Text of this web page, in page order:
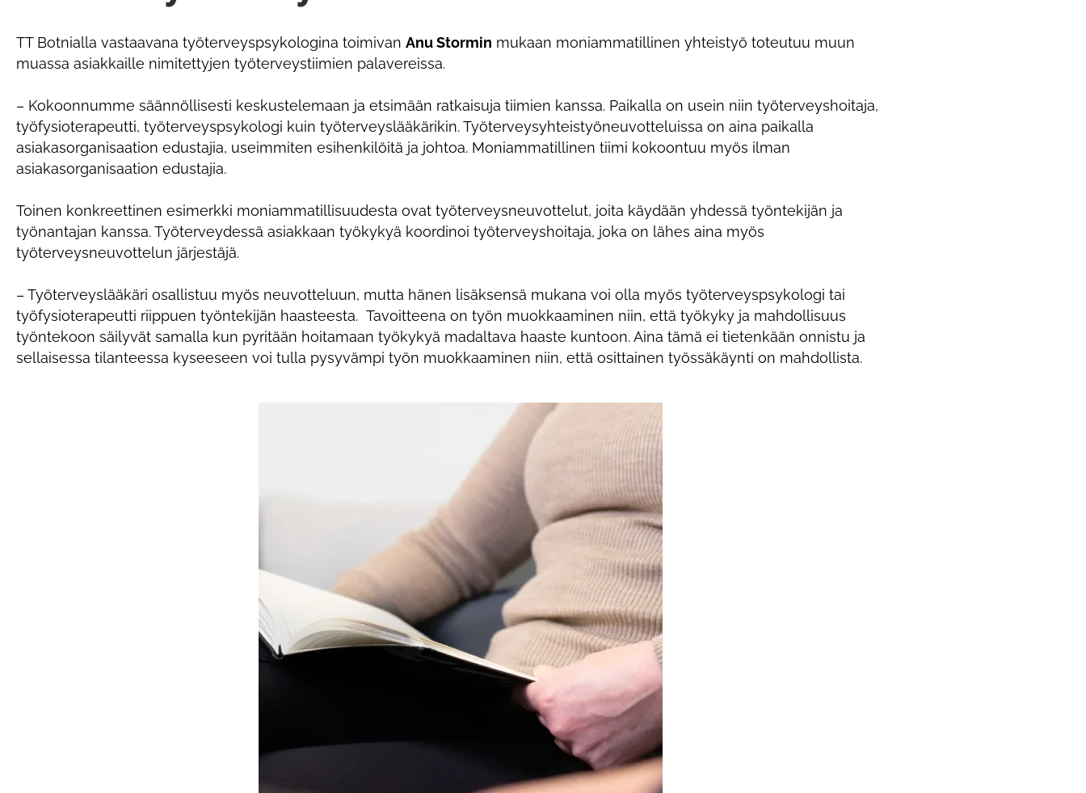
TT Botnialla vastaavana työterveyspsykologina toimivan Anu Stormin mukaan moniammatillinen yhteistyö toteutuu muun
muassa asiakkaille nimitettyjen työterveystiimien palavereissa.
– Kokoonnumme säännöllisesti keskustelemaan ja etsimään ratkaisuja tiimien kanssa. Paikalla on usein niin työterveyshoitaja,
työfysioterapeutti, työterveyspsykologi kuin työterveyslääkärikin. Työterveysyhteistyöneuvotteluissa on aina paikalla
asiakasorganisaation edustajia, useimmiten esihenkilöitä ja johtoa. Moniammatillinen tiimi kokoontuu myös ilman
asiakasorganisaation edustajia.
Toinen konkreettinen esimerkki moniammatillisuudesta ovat työterveysneuvottelut, joita käydään yhdessä työntekijän ja
työnantajan kanssa. Työterveydessä asiakkaan työkykyä koordinoi työterveyshoitaja, joka on lähes aina myös
työterveysneuvottelun järjestäjä.
– Työterveyslääkäri osallistuu myös neuvotteluun, mutta hänen lisäksensä mukana voi olla myös työterveyspsykologi tai
työfysioterapeutti riippuen työntekijän haasteesta. Tavoitteena on työn muokkaaminen niin, että työkyky ja mahdollisuus
työntekoon säilyvät samalla kun pyritään hoitamaan työkykyä madaltava haaste kuntoon. Aina tämä ei tietenkään onnistu ja
sellaisessa tilanteessa kyseeseen voi tulla pysyvämpi työn muokkaaminen niin, että osittainen työssäkäynti on mahdollista.